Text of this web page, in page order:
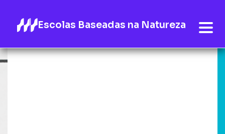
Escolas Baseadas na Natureza